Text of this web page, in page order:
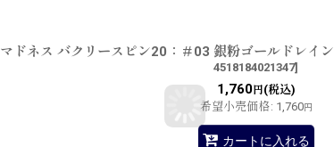
マドネス バクリースピン20：＃03 銀粉ゴールドレイ
4518184021347]
1,760円(税込)
希望小売価格: 1,760円
カートに入れる